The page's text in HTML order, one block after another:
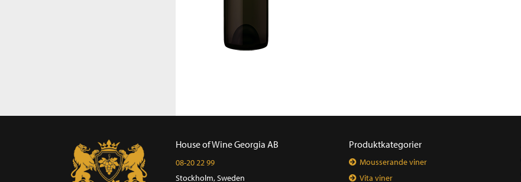
House of Wine Georgia AB
08-20 22 99
Stockholm, Sweden
Produktkategorier
Mousserande viner
Vita viner